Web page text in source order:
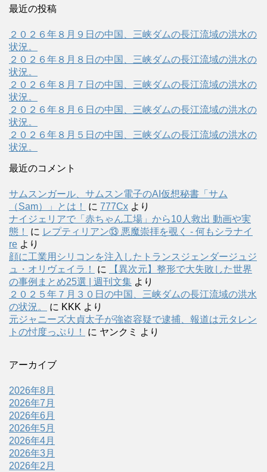
最近の投稿
２０２６年８月９日の中国、三峡ダムの長江流域の洪水の
状況。
２０２６年８月８日の中国、三峡ダムの長江流域の洪水の
状況。
２０２６年８月７日の中国、三峡ダムの長江流域の洪水の
状況。
２０２６年８月６日の中国、三峡ダムの長江流域の洪水の
状況。
２０２６年８月５日の中国、三峡ダムの長江流域の洪水の
状況。
最近のコメント
サムスンガール、サムスン電子のAI仮想秘書「サム
（Sam）」とは！
に 777Cx より
ナイジェリアで「赤ちゃん工場」から10人救出 動画や実
態！
に レプティリアン⑬ 悪魔崇拝を覗く - 何もシラナイ
re より
顔に工業用シリコンを注入したトランスジェンダージュジ
ュ・オリヴェイラ！
に
【異次元】整形で大失敗した世界
の事例まとめ25選 | 週刊文集 より
２０２５年７月３０日の中国、三峡ダムの長江流域の洪水
の状況。
に KKK より
元ジャニーズ大貞太子が強盗容疑で逮捕、報道は元タレン
トの忖度っぷり！
に ヤンクミ より
アーカイブ
2026年8月
2026年7月
2026年6月
2026年5月
2026年4月
2026年3月
2026年2月